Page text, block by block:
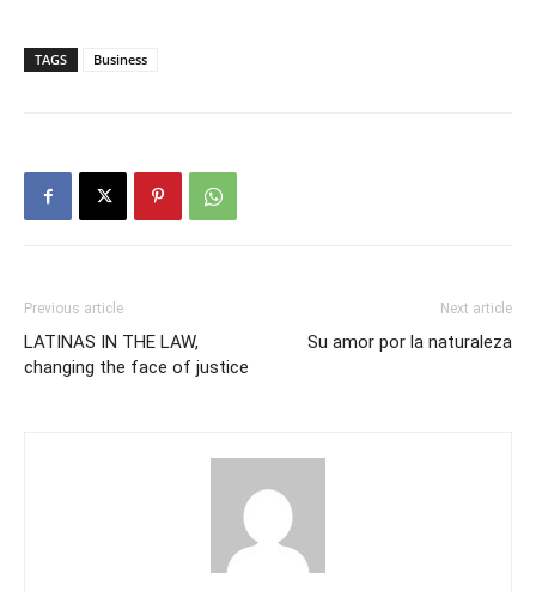
TAGS Business
Previous article
LATINAS IN THE LAW,
changing the face of justice
Next article
Su amor por la naturaleza